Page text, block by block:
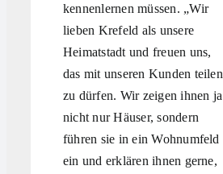
kennenlernen müssen. „Wir
lieben Krefeld als unsere
Heimatstadt und freuen uns,
das mit unseren Kunden teilen
zu dürfen. Wir zeigen ihnen ja
nicht nur Häuser, sondern
führen sie in ein Wohnumfeld
ein und erklären ihnen gerne,